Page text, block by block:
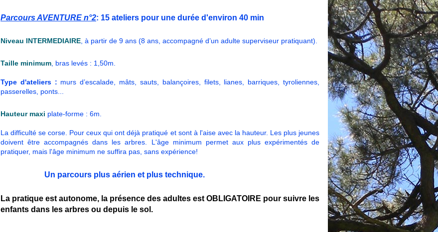
Parcours AVENTURE n°2: 15 ateliers pour une durée d'environ 40 min
Niveau INTERMEDIAIRE , à partir de 9 ans (8 ans, accompagné d’un adulte superviseur pratiquant).
Taille minimum , bras levés : 1,50m.
Type d'ateliers : murs d’escalade, mâts, sauts, balançoires, filets, lianes, barriques, tyroliennes,
passerelles, ponts...
Hauteur maxi plate-forme : 6m.
La difficulté se corse. Pour ceux qui ont déjà pratiqué et sont à l'aise avec la hauteur. Les plus jeunes
doivent être accompagnés dans les arbres. L'âge minimum permet aux plus expérimentés de
pratiquer, mais l'âge minimum ne suffira pas, sans expérience!
Un parcours plus aérien et plus technique.
La pratique est autonome, la présence des adultes est OBLIGATOIRE pour suivre les
enfants dans les arbres ou depuis le sol.